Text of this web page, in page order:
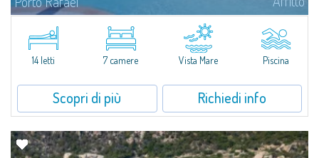
Nell'esclusiva e pittoresca località di Porto Rafael, sorge Villa Hugo, una
delle più ampie ville di Porto Rafael, affascinante proprietà caratterizzata da
un'invidiabile posizione panoramica...
14 letti 7 camere Vista Mare Piscina
Scopri di più Richiedi info